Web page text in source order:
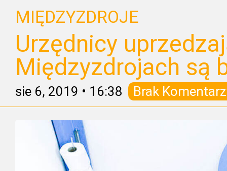
MIĘDZYZDROJE
Urzędnicy
Międzyzdrojach są
sie 6, 2019 • 16:38 Brak